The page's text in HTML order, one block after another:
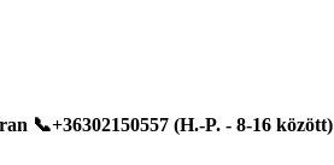
📞+36302150557 (H.-P. - 8-16 között)